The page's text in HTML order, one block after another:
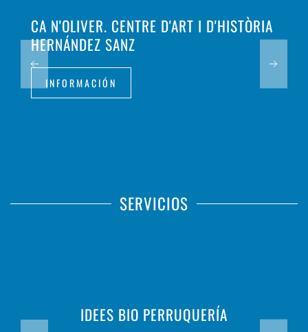
CA N'OLIVER. CENTRE D'ART I D'HISTÒRIA
HERNÁNDEZ SANZ
INFORMACIÓN
SERVICIOS
IDEES BIO PERRUQUERÍA